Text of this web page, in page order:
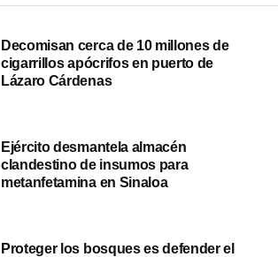
Decomisan cerca de 10 millones de
cigarrillos apócrifos en puerto de
Lázaro Cárdenas
Ejército desmantela almacén
clandestino de insumos para
metanfetamina en Sinaloa
Proteger los bosques es defender el